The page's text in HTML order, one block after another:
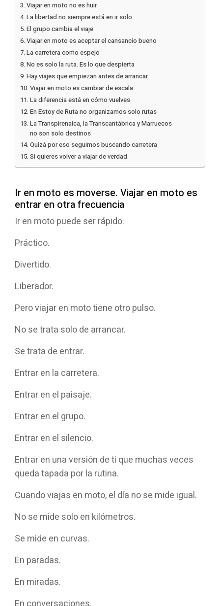
Viajar en moto no es huir
La libertad no siempre está en ir solo
El grupo cambia el viaje
Viajar en moto es aceptar el cansancio bueno
La carretera como espejo
No es solo la ruta. Es lo que despierta
Hay viajes que empiezan antes de arrancar
Viajar en moto es cambiar de escala
La diferencia está en cómo vuelves
En Estoy de Ruta no organizamos solo rutas
La Transpirenaica, la Transcantábrica y Marruecos
no son solo destinos
Quizá por eso seguimos buscando carretera
Si quieres volver a viajar de verdad
Ir en moto es moverse. Viajar en moto es
entrar en otra frecuencia
Ir en moto puede ser rápido.
Práctico.
Divertido.
Liberador.
Pero viajar en moto tiene otro pulso.
No se trata solo de arrancar.
Se trata de entrar.
Entrar en la carretera.
Entrar en el paisaje.
Entrar en el grupo.
Entrar en el silencio.
Entrar en una versión de ti que muchas veces
queda tapada por la rutina.
Cuando viajas en moto, el día no se mide igual.
No se mide solo en kilómetros.
Se mide en curvas.
En paradas.
En miradas.